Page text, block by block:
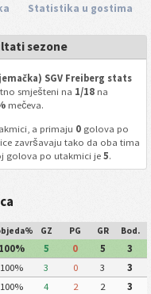
Statistika u gostima
sezone
SGV Freiberg stats
smješteni na 1/18na
mečeva.
a primaju 0golova po
završavaju tako da oba tima
golova po utakmici je 5.
GZ PG GR Bod.
100% 5 0 5
3
100% 3 0 3
3
100% 4 2 2
3